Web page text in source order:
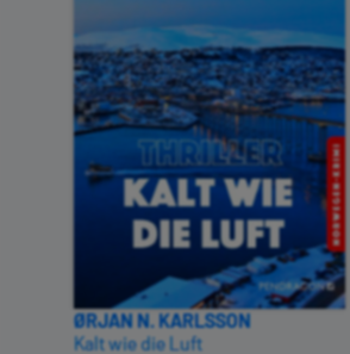
ØRJAN N. KARLSSON
Kalt wie die Luft